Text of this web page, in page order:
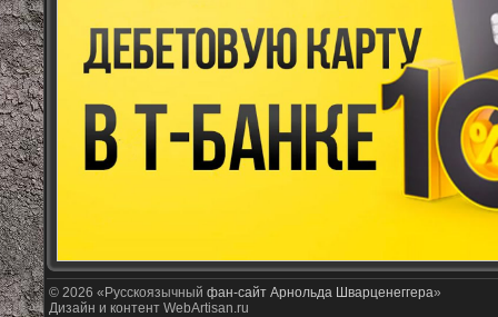
© 2026 «Русскоязычный фан-сайт Арнольда Шварценеггера»
Дизайн и контент WebArtisan.ru